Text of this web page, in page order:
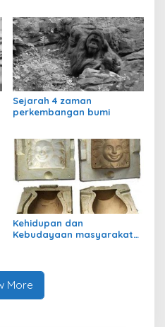
Sejarah 4 zaman
perkembangan bumi
Kehidupan dan
Kebudayaan masyarakat
More